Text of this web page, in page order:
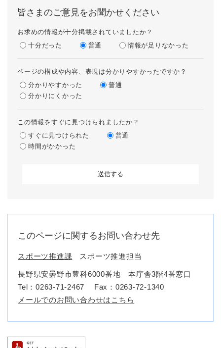
皆さまのご意見をお聞かせください
お求めの情報が十分掲載されていましたか？
十分だった
普通 情報が足りなかった
ページの構成や内容、表現は分かりやすかったですか？
分かりやすかった
普通
分かりにくかった
この情報をすぐに見つけられましたか？
すぐに見つけられた
普通
時間がかかった
このページに関するお問い合わせ先
スポーツ推進課 スポーツ推進担当
長野県安曇野市豊科6000番地 本庁舎3階4番窓口
Tel：0263-71-2467
Fax：0263‐72‐1340
メールでのお問い合わせはこちら